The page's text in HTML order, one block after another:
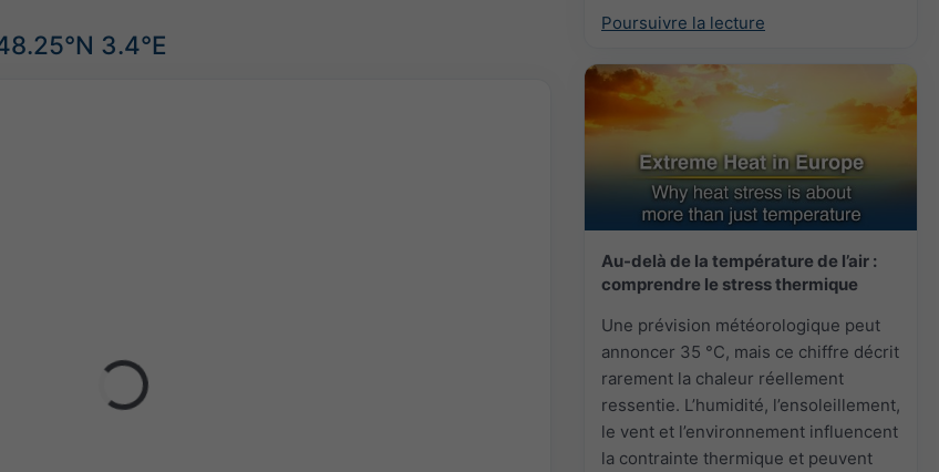
Poursuivre la lecture
Au-delà de la température de l’air :
comprendre le stress thermique
Une prévision météorologique peut
annoncer 35 °C, mais ce chiffre décrit
rarement la chaleur réellement
ressentie. L’humidité, l’ensoleillement,
le vent et l’environnement influencent
la contrainte thermique et peuvent
3.4°E